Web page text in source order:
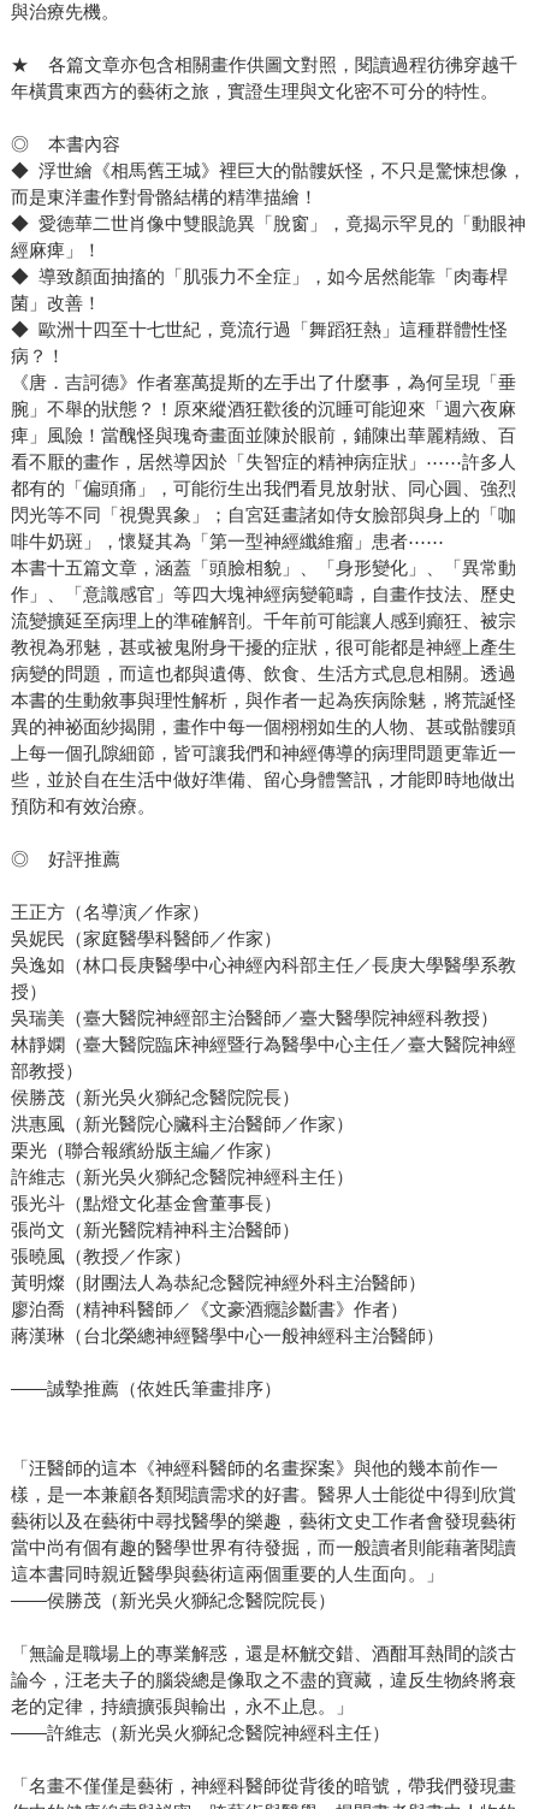
與治療先機。
★ 各篇文章亦包含相關畫作供圖文對照，閱讀過程彷彿穿越千
年橫貫東西方的藝術之旅，實證生理與文化密不可分的特性。
◎ 本書內容
◆ 浮世繪《相馬舊王城》裡巨大的骷髏妖怪，不只是驚悚想像，
而是東洋畫作對骨骼結構的精準描繪！
◆ 愛德華二世肖像中雙眼詭異「脫窗」，竟揭示罕見的「動眼神
經麻痺」！
◆ 導致顏面抽搐的「肌張力不全症」，如今居然能靠「肉毒桿
菌」改善！
◆ 歐洲十四至十七世紀，竟流行過「舞蹈狂熱」這種群體性怪
病？！
《唐．吉訶德》作者塞萬提斯的左手出了什麼事，為何呈現「垂
腕」不舉的狀態？！原來縱酒狂歡後的沉睡可能迎來「週六夜麻
痺」風險！當醜怪與瑰奇畫面並陳於眼前，鋪陳出華麗精緻、百
看不厭的畫作，居然導因於「失智症的精神病症狀」⋯⋯許多人
都有的「偏頭痛」，可能衍生出我們看見放射狀、同心圓、強烈
閃光等不同「視覺異象」；自宮廷畫諸如侍女臉部與身上的「咖
啡牛奶斑」，懷疑其為「第一型神經纖維瘤」患者⋯⋯
本書十五篇文章，涵蓋「頭臉相貌」、「身形變化」、「異常動
作」、「意識感官」等四大塊神經病變範疇，自畫作技法、歷史
流變擴延至病理上的準確解剖。千年前可能讓人感到癲狂、被宗
教視為邪魅，甚或被鬼附身干擾的症狀，很可能都是神經上產生
病變的問題，而這也都與遺傳、飲食、生活方式息息相關。透過
本書的生動敘事與理性解析，與作者一起為疾病除魅，將荒誕怪
異的神祕面紗揭開，畫作中每一個栩栩如生的人物、甚或骷髏頭
上每一個孔隙細節，皆可讓我們和神經傳導的病理問題更靠近一
些，並於自在生活中做好準備、留心身體警訊，才能即時地做出
預防和有效治療。
◎ 好評推薦
王正方（名導演／作家）
吳妮民（家庭醫學科醫師／作家）
吳逸如（林口長庚醫學中心神經內科部主任／長庚大學醫學系教
授）
吳瑞美（臺大醫院神經部主治醫師／臺大醫學院神經科教授）
林靜嫻（臺大醫院臨床神經暨行為醫學中心主任／臺大醫院神經
部教授）
侯勝茂（新光吳火獅紀念醫院院長）
洪惠風（新光醫院心臟科主治醫師／作家）
栗光（聯合報繽紛版主編／作家）
許維志（新光吳火獅紀念醫院神經科主任）
張光斗（點燈文化基金會董事長）
張尚文（新光醫院精神科主治醫師）
張曉風（教授／作家）
黃明燦（財團法人為恭紀念醫院神經外科主治醫師）
廖泊喬（精神科醫師／《文豪酒癮診斷書》作者）
蔣漢琳（台北榮總神經醫學中心一般神經科主治醫師）
——誠摯推薦（依姓氏筆畫排序）
「汪醫師的這本《神經科醫師的名畫探案》與他的幾本前作一
樣，是一本兼顧各類閱讀需求的好書。醫界人士能從中得到欣賞
藝術以及在藝術中尋找醫學的樂趣，藝術文史工作者會發現藝術
當中尚有個有趣的醫學世界有待發掘，而一般讀者則能藉著閱讀
這本書同時親近醫學與藝術這兩個重要的人生面向。」
——侯勝茂（新光吳火獅紀念醫院院長）
「無論是職場上的專業解惑，還是杯觥交錯、酒酣耳熱間的談古
論今，汪老夫子的腦袋總是像取之不盡的寶藏，違反生物終將衰
老的定律，持續擴張與輸出，永不止息。」
——許維志（新光吳火獅紀念醫院神經科主任）
「名畫不僅僅是藝術，神經科醫師從背後的暗號，帶我們發現畫